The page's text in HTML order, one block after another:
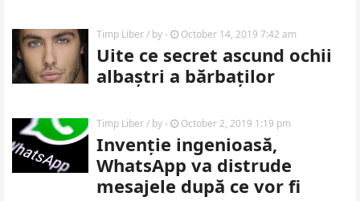
Timp Liber/ by- October 14, 2019 7:42 am
Uite ce secret ascund ochii
albaștri a bărbaților
Timp Liber/ by- October 2, 2019 1:19 pm
Invenție ingenioasă,
WhatsApp va distrude
mesajele după ce vor fi